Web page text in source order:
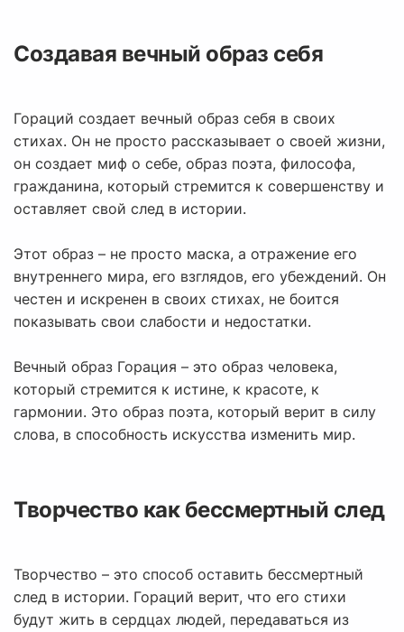
Создавая вечный образ себя
Гораций создает вечный образ себя в своих
стихах. Он не просто рассказывает о своей жизни,
он создает миф о себе, образ поэта, философа,
гражданина, который стремится к совершенству и
оставляет свой след в истории.
Этот образ – не просто маска, а отражение его
внутреннего мира, его взглядов, его убеждений. Он
честен и искренен в своих стихах, не боится
показывать свои слабости и недостатки.
Вечный образ Горация – это образ человека,
который стремится к истине, к красоте, к
гармонии. Это образ поэта, который верит в силу
слова, в способность искусства изменить мир.
Творчество как бессмертный след
Творчество – это способ оставить бессмертный
след в истории. Гораций верит, что его стихи
будут жить в сердцах людей, передаваться из